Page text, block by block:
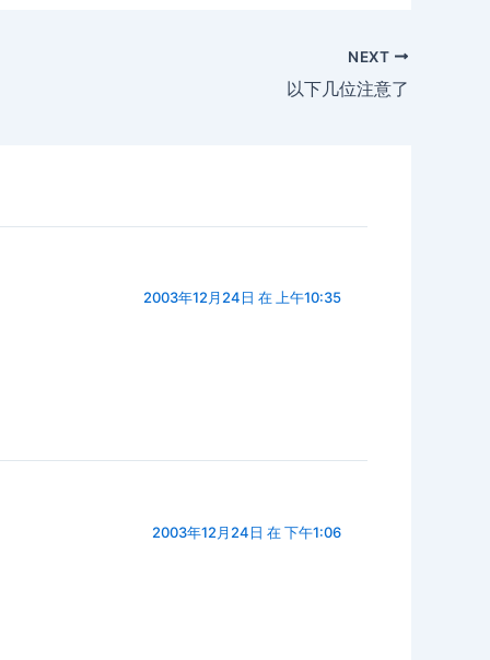
NEXT
以下几位注意了
2003年12月24日 在 上午10:35
2003年12月24日 在 下午1:06